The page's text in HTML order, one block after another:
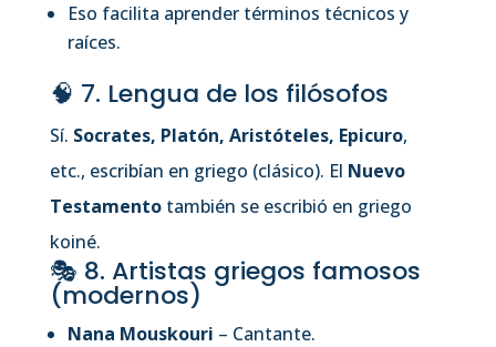
Eso facilita aprender términos técnicos y
raíces.
🧠 7. Lengua de los filósofos
Sí. Socrates, Platón, Aristóteles, Epicuro,
etc., escribían en griego (clásico). El Nuevo
Testamentotambién se escribió en griego
koiné.
🎭 8. Artistas griegos famosos
(modernos)
Nana Mouskouri – Cantante.